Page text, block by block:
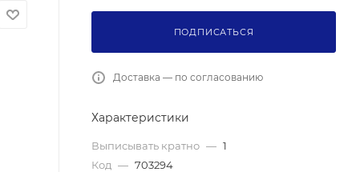
ПОДПИСАТЬСЯ
Доставка — по согласованию
Характеристики
Выписывать кратно — 1
Код — 703294